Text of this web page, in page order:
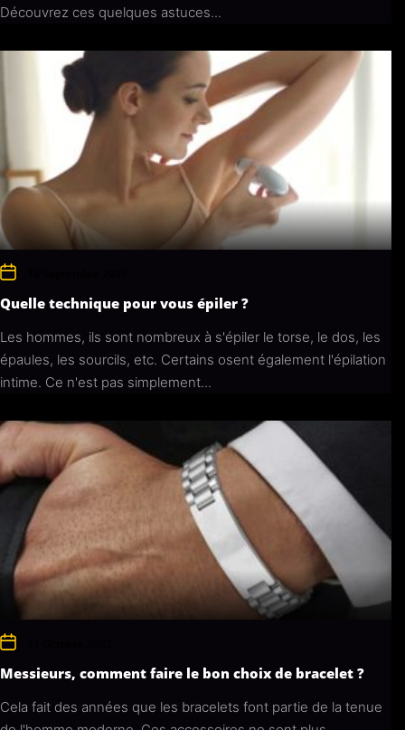
Découvrez ces quelques astuces...
Quelle technique pour vous épiler ?
Les hommes, ils sont nombreux à s'épiler le torse, le dos, les
épaules, les sourcils, etc. Certains osent également l'épilation
intime. Ce n'est pas simplement...
Messieurs, comment faire le bon choix de bracelet ?
Cela fait des années que les bracelets font partie de la tenue